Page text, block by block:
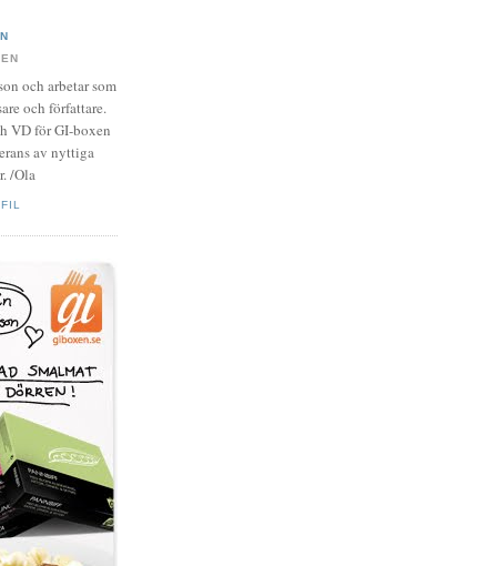
och arbetar som
och författare.
VD för GI-boxen
av nyttiga
/Ola